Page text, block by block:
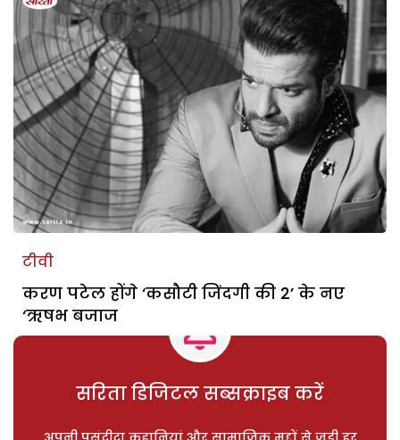
टीवी
करण पटेल होंगे ‘कसौटी जिंदगी की 2’ के नए
‘ऋषभ बजाज
सरिता डिजिटल सब्सक्राइब करें